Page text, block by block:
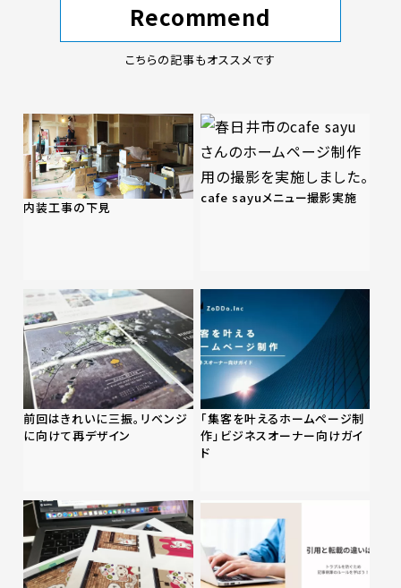
Recommend
こちらの記事もオススメです
内装工事の下見
cafe sayuメニュー撮影実施
前回はきれいに三振。リベンジ
に向けて再デザイン
「集客を叶えるホームページ制
作」ビジネスオーナー向けガイ
ド